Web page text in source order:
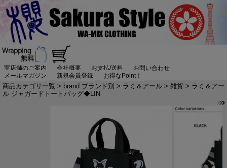
実店舗のご案内 会社概要 お支払/送料
お問い合わせ
メールマガジン
新規会員登録 お得なPoint！
商品カテゴリ一覧 > brand:ブランド別 > ラミ＆アール > 雑貨 > ラミ＆アー
ル ジャガードトートバッグ◆LIN